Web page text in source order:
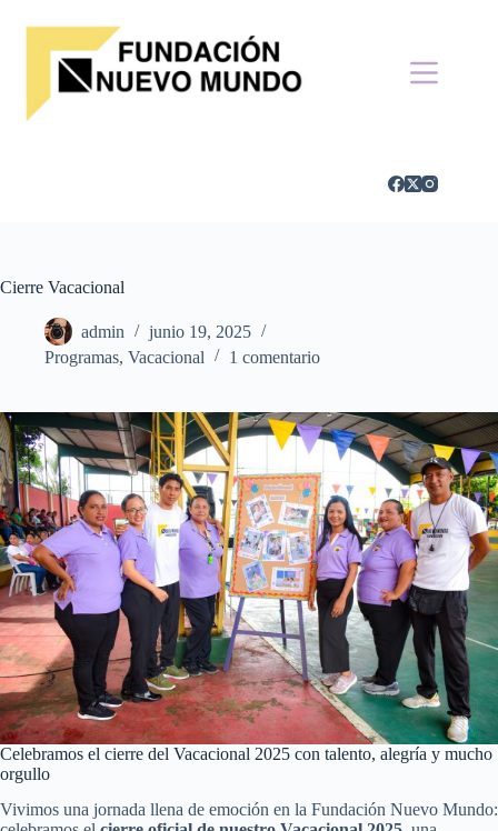
contenido
Cierre Vacacional
admin
junio 19, 2025
Programas, Vacacional 1 comentario
Celebramos el cierre del Vacacional 2025 con talento, alegría y mucho
orgullo
Vivimos una jornada llena de emoción en la Fundación Nuevo Mundo: